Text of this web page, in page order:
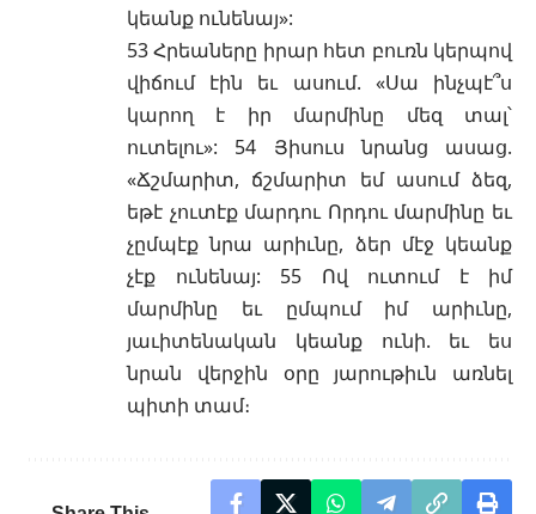
կեանք ունենայ»:
53 Հրեաները իրար հետ բուռն կերպով
վիճում էին եւ ասում. «Սա ինչպէ՞ս
կարող է իր մարմինը մեզ տալ՝
ուտելու»: 54 Յիսուս նրանց ասաց.
«Ճշմարիտ, ճշմարիտ եմ ասում ձեզ,
եթէ չուտէք մարդու Որդու մարմինը եւ
չըմպէք նրա արիւնը, ձեր մէջ կեանք
չէք ունենայ: 55 Ով ուտում է իմ
մարմինը եւ ըմպում իմ արիւնը,
յաւիտենական կեանք ունի. եւ ես
նրան վերջին օրը յարութիւն առնել
պիտի տամ։